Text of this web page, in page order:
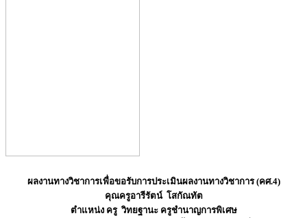
ผลงานทางวิชาการเพื่อขอรับการประเมินผลงานทางวิชาการ (คศ.4)
คุณครูอารีรัตน์ โสกัณทัต
ตำแหน่ง ครู วิทยฐานะ ครูชำนาญการพิเศษ